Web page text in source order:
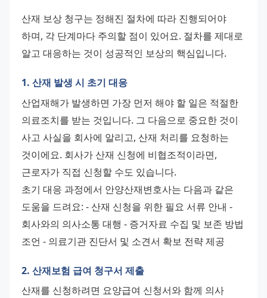
산재 보상 청구는 정해진 절차에 따라 진행되어야
하며, 각 단계마다 주의할 점이 있어요. 절차를 제대로
알고 대응하는 것이 성공적인 보상의 핵심입니다.
1. 산재 발생 시 초기 대응
산업재해가 발생하면 가장 먼저 해야 할 일은 적절한
의료조치를 받는 것입니다. 그 다음으로 중요한 것이
사고 사실을 회사에 알리고, 산재 처리를 요청하는
것이에요. 회사가 산재 신청에 비협조적이라면,
근로자가 직접 신청할 수도 있습니다.
초기 대응 과정에서 안양산재변호사는 다음과 같은
도움을 드려요: - 산재 신청을 위한 필요 서류 안내 -
회사와의 의사소통 대행 - 증거자료 수집 및 보존 방법
조언 - 의료기관 진단서 및 소견서 확보 전략 제공
2. 산재보험 급여 청구서 제출
산재를 신청하려면 요양급여 신청서와 함께 의사